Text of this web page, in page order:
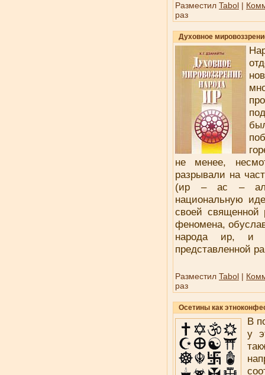
Разместил Tabol |
раз
Духовное
не менее,
разрывали на
(ир – ас –
национальную
своей священной
феномена,
народа ир, и
представленной
Разместил Tabol |
раз
Осетины как
В
у